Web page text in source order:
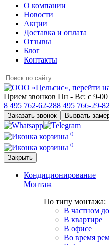
О компании
Новости
Акции
Доставка и оплата
Отзывы
Блог
Контакты
Прием звонков Пн - Вс: с 9-00
8 495 762-62-288 495 766-29-82
Заказать звонок Вызвать
0
0
Закрыть
Кондиционирование
Монтаж
По типу монтажа:
В частном
В квартире
В офисе
Во время